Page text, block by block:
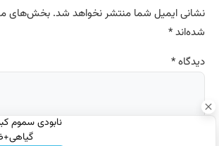
نشانی ایمیل شما منتشر نخواهد شد. بخش‌های
شده‌اند*
دیدگاه*